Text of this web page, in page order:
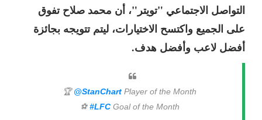
التواصل الاجتماعي "تويتر"، أن محمد صلاح تفوق
على الجميع واكتسح الاختيارات، ليتم تتويجه بجائزة
أفضل لاعب وأفضل هدف.
🏆@StanChart Player of the Month
⚽#LFCGoal of the Month